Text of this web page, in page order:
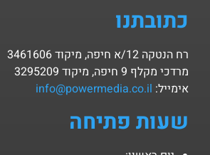
כתובתנו
רח הנטקה 12/א חיפה, מיקוד 3461606
מרדכי מקלף 9 חיפה, מיקוד 3295209
אימייל: info@powermedia.co.il
שעות פתיחה